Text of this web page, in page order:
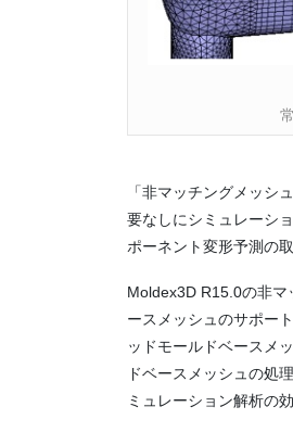
「非マッチングメッシ
要なしにシミュレーシ
ポーネント変形予測の
Moldex3D R15.0の非
ースメッシュのサポー
ッドモールドベースメ
ドベースメッシュの処
ミュレーション解析の